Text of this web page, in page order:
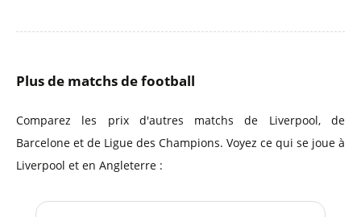
Plus de matchs de football
Comparez les prix d'autres matchs de Liverpool, de
Barcelone et de Ligue des Champions. Voyez ce qui se joue à
Liverpool et en Angleterre :